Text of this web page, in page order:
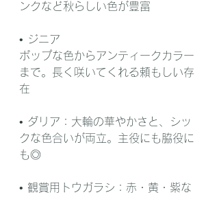
ンクなど秋らしい色が豊富
• ジニア
ポップな色からアンティークカラー
まで。長く咲いてくれる頼もしい存
在
• ダリア：大輪の華やかさと、シッ
クな色合いが両立。主役にも脇役に
も◎
• 観賞用トウガラシ：赤・黄・紫な